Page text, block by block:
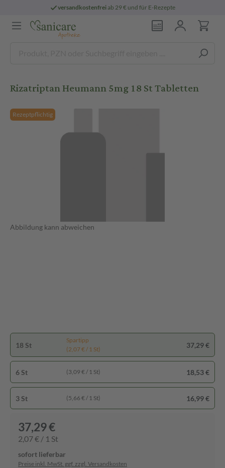
versandkostenfreiab 29 € und für E-Rezepte
Rizatriptan Heumann 5mg 18 St Tabletten
Rezeptpflichtig
Abbildung kann abweichen
18 St
Spartipp
(2,07 € / 1 St)
37,29 €
6 St (3,09 € / 1 St) 18,53 €
3 St (5,66 € / 1 St) 16,99 €
37,29 €
2,07 € / 1 St
sofort lieferbar
Preise inkl. MwSt. ggf. zzgl. Versandkosten